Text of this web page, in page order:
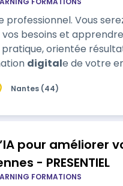
en mesure de sélectionner les outils IA
besoins et
orientée
digitale de votre
Nantes (44)
pour améliorer
- PRESENTIEL
FORMATIONS